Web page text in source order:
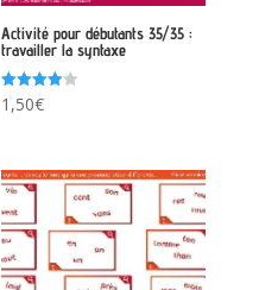
Activité pour débutants 35/35 :
travailler la syntaxe
Note
4.00
1,50€